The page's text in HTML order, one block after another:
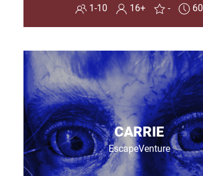
1-10 16+ - 60
CARRIE
EscapeVenture